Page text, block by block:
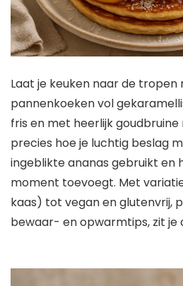
Laat je keuken naar de tropen
pannenkoeken vol
fris en met heerlijk
precies hoe je luchtig beslag
ingeblikte ananas gebruikt en
moment toevoegt. Met
kaas) tot vegan en glutenvrij,
bewaar- en opwarmtips, zit je